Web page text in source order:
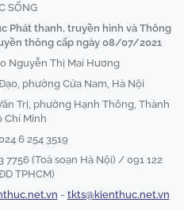
SỐNG
Phát thanh, truyền hình và Thông
thông cấp ngày 08/07/2021
Nguyễn Thị Mai Hương
phường Cửa Nam, Hà Nội
Trị, phường Hạnh Thông, Thành
Chí Minh
6 254 3519
(Toà soạn Hà Nội) / 091 122
TPHCM)
- tkts@kienthuc.net.vn